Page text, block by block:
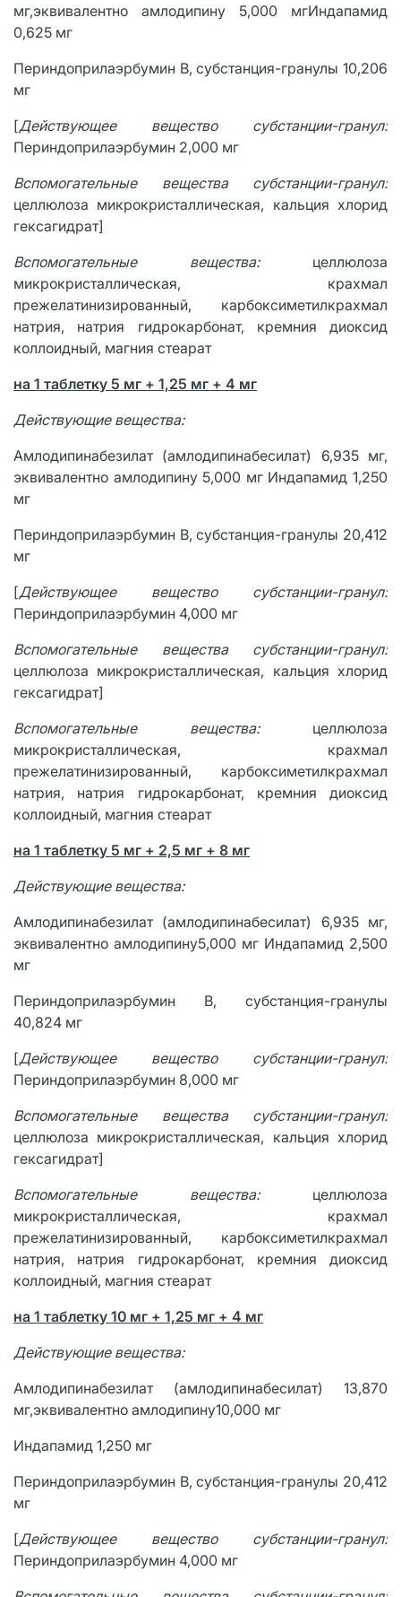
мг,эквивалентно амлодипину 5,000 мгИндапамид
0,625 мг
Периндоприлаэрбумин В, субстанция-гранулы 10,206
мг
[Действующее вещество субстанции-гранул:
Периндоприлаэрбумин 2,000 мг
Вспомогательные вещества субстанции-гранул:
целлюлоза микрокристаллическая, кальция хлорид
гексагидрат]
Вспомогательные вещества: целлюлоза
микрокристаллическая, крахмал
прежелатинизированный, карбоксиметилкрахмал
натрия, натрия гидрокарбонат, кремния диоксид
коллоидный, магния стеарат
на 1 таблетку 5 мг + 1,25 мг + 4 мг
Действующие вещества:
Амлодипинабезилат (амлодипинабесилат) 6,935 мг,
эквивалентно амлодипину 5,000 мг Индапамид 1,250
мг
Периндоприлаэрбумин В, субстанция-гранулы 20,412
мг
[Действующее вещество субстанции-гранул:
Периндоприлаэрбумин 4,000 мг
Вспомогательные вещества субстанции-гранул:
целлюлоза микрокристаллическая, кальция хлорид
гексагидрат]
Вспомогательные вещества: целлюлоза
микрокристаллическая, крахмал
прежелатинизированный, карбоксиметилкрахмал
натрия, натрия гидрокарбонат, кремния диоксид
коллоидный, магния стеарат
на 1 таблетку 5 мг + 2,5 мг + 8 мг
Действующие вещества:
Амлодипинабезилат (амлодипинабесилат) 6,935 мг,
эквивалентно амлодипину5,000 мг Индапамид 2,500
мг
Периндоприлаэрбумин В, субстанция-гранулы
40,824 мг
[Действующее вещество субстанции-гранул:
Периндоприлаэрбумин 8,000 мг
Вспомогательные вещества субстанции-гранул:
целлюлоза микрокристаллическая, кальция хлорид
гексагидрат]
Вспомогательные вещества: целлюлоза
микрокристаллическая, крахмал
прежелатинизированный, карбоксиметилкрахмал
натрия, натрия гидрокарбонат, кремния диоксид
коллоидный, магния стеарат
на 1 таблетку 10 мг + 1,25 мг + 4 мг
Действующие вещества:
Амлодипинабезилат (амлодипинабесилат) 13,870
мг,эквивалентно амлодипину10,000 мг
Индапамид 1,250 мг
Периндоприлаэрбумин В, субстанция-гранулы 20,412
мг
[Действующее вещество субстанции-гранул:
Периндоприлаэрбумин 4,000 мг